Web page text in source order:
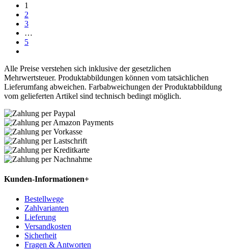
1
2
3
…
5
Alle Preise verstehen sich inklusive der gesetzlichen
Mehrwertsteuer. Produktabbildungen können vom tatsächlichen
Lieferumfang abweichen. Farbabweichungen der Produktabbildung
vom gelieferten Artikel sind technisch bedingt möglich.
Kunden-Informationen+
Bestellwege
Zahlvarianten
Lieferung
Versandkosten
Sicherheit
Fragen & Antworten